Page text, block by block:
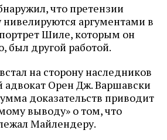
что претензии
нивелируются аргументами в
портрет Шиле, которым он
был другой работой.
на сторону наследников
адвокат Орен Дж. Варшавски
доказательств приводит
выводу» о том, что
Майлендеру.